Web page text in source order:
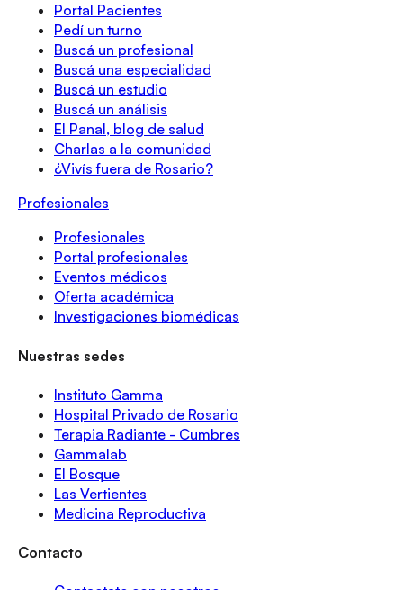
Portal Pacientes
Pedí un turno
Buscá un profesional
Buscá una especialidad
Buscá un estudio
Buscá un análisis
El Panal, blog de salud
Charlas a la comunidad
¿Vivís fuera de Rosario?
Profesionales
Profesionales
Portal profesionales
Eventos médicos
Oferta académica
Investigaciones biomédicas
Nuestras sedes
Instituto Gamma
Hospital Privado de Rosario
Terapia Radiante - Cumbres
Gammalab
El Bosque
Las Vertientes
Medicina Reproductiva
Contacto